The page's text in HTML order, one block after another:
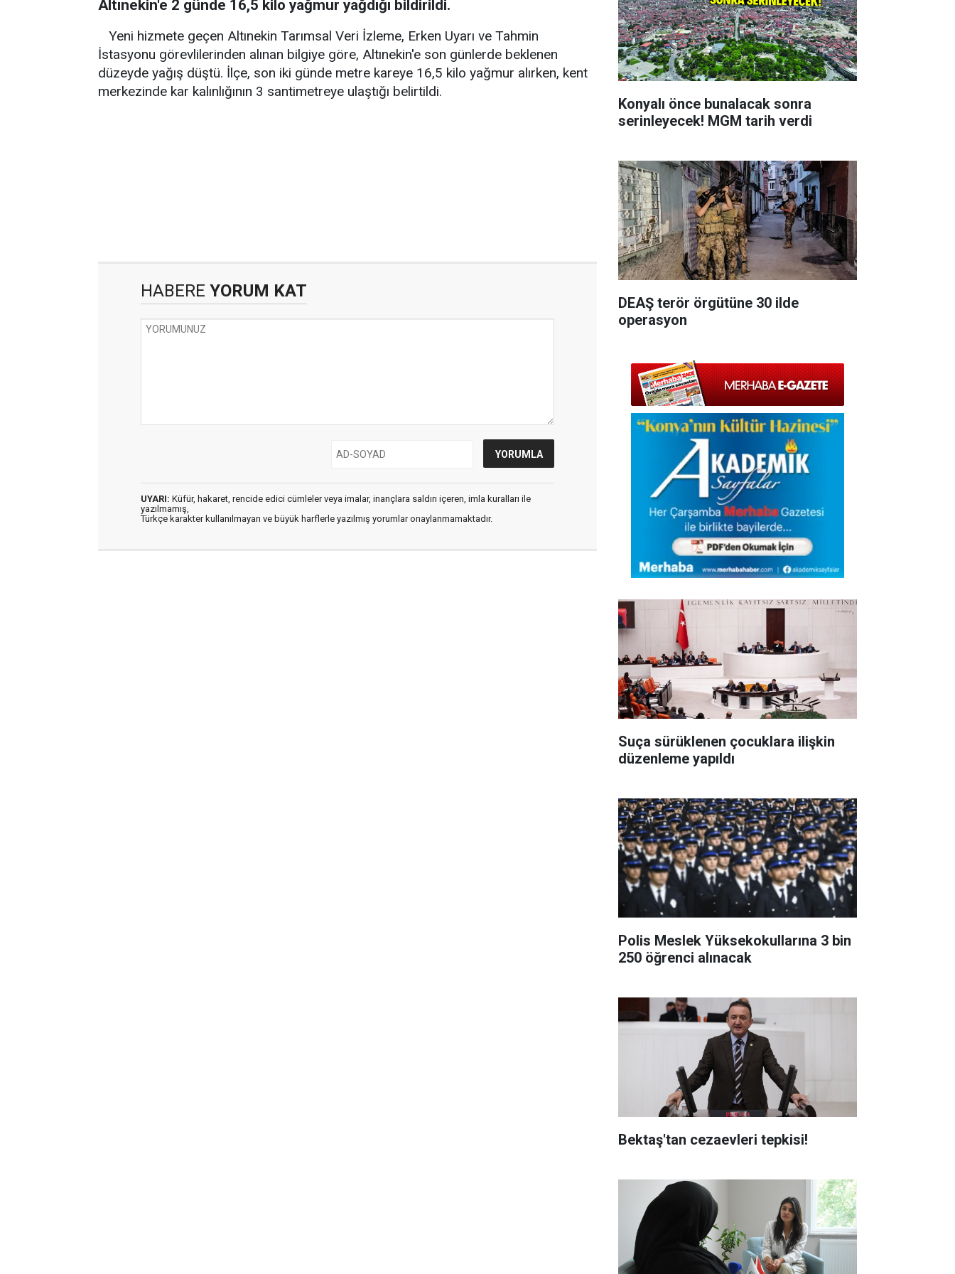
Altınekin'e 2 günde 16,5 kilo yağmur yağdığı bildirildi.
Yeni hizmete geçen Altınekin Tarımsal Veri İzleme, Erken Uyarı ve Tahmin
İstasyonu görevlilerinden alınan bilgiye göre, Altınekin'e son günlerde beklenen
düzeyde yağış düştü. İlçe, son iki günde metre kareye 16,5 kilo yağmur alırken, kent
merkezinde kar kalınlığının 3 santimetreye ulaştığı belirtildi.
HABERE YORUM KAT
UYARI: Küfür, hakaret, rencide edici cümleler veya imalar, inançlara saldırı içeren, imla kuralları ile
yazılmamış,
Türkçe karakter kullanılmayan ve büyük harflerle yazılmış yorumlar onaylanmamaktadır.
Konyalı önce bunalacak sonra
serinleyecek! MGM tarih verdi
DEAŞ terör örgütüne 30 ilde
operasyon
Suça sürüklenen çocuklara ilişkin
düzenleme yapıldı
Polis Meslek Yüksekokullarına 3 bin
250 öğrenci alınacak
Bektaş'tan cezaevleri tepkisi!